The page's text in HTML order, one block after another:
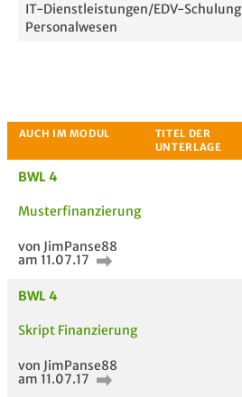
IT-Dienstleistungen/EDV-Schulung
Personalwesen
BWL 4
Musterfinanzierung
von JimPanse88
am 11.07.17
BWL 4
Skript Finanzierung
von JimPanse88
am 11.07.17